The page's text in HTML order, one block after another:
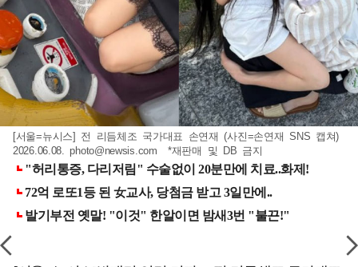
[서울=뉴시스] 전 리듬체조 국가대표 손연재 (사진=손연재 SNS 캡쳐)
2026.06.08.photo@newsis.com *재판매 및 DB 금지